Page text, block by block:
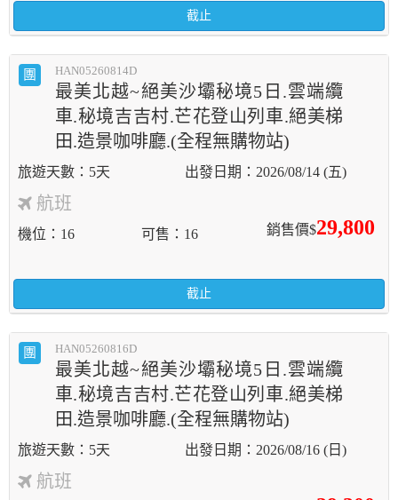
截止
團 HAN05260814D
最美北越~絕美沙壩秘境5日.雲端纜
車.秘境吉吉村.芒花登山列車.絕美梯
田.造景咖啡廳.(全程無購物站)
5天 2026/08/14 (五)
航班
銷售價$29,800
機位 16 可售 16
截止
團 HAN05260816D
最美北越~絕美沙壩秘境5日.雲端纜
車.秘境吉吉村.芒花登山列車.絕美梯
田.造景咖啡廳.(全程無購物站)
5天 2026/08/16 (日)
航班